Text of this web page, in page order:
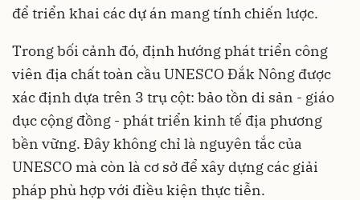
để triển khai các dự án mang tính chiến lược.
Trong bối cảnh đó, định hướng phát triển công
viên địa chất toàn cầu UNESCO Đắk Nông được
xác định dựa trên 3 trụ cột: bảo tồn di sản - giáo
dục cộng đồng - phát triển kinh tế địa phương
bền vững. Đây không chỉ là nguyên tắc của
UNESCO mà còn là cơ sở để xây dựng các giải
pháp phù hợp với điều kiện thực tiễn.